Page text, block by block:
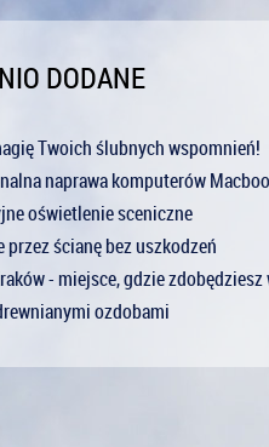
DODANE
Twoich ślubnych wspomnień!
naprawa komputerów
oświetlenie sceniczne
przez ścianę bez uszkodzeń
- miejsce, gdzie zdobędziesz
ozdobami